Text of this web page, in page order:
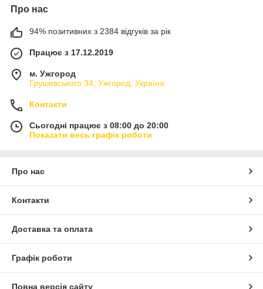
Про нас
94% позитивних з 2384 відгуків за рік
Працює з 17.12.2019
м. Ужгород
Грушевського 34, Ужгород, Україна
Контакти
Сьогодні працює з 08:00 до 20:00
Показати весь графік роботи
Про нас
Контакти
Доставка та оплата
Графік роботи
Повна версія сайту